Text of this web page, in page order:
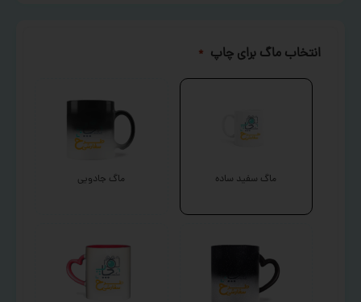
انتخاب ماگ برای چاپ *
ماگ سفید ساده ماگ جادویی